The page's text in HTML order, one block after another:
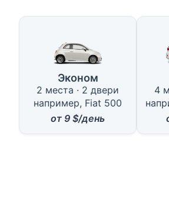
Доступные типы
Эконом
2 места · 2 двери
например, Fiat 500
от 9 $/день
4